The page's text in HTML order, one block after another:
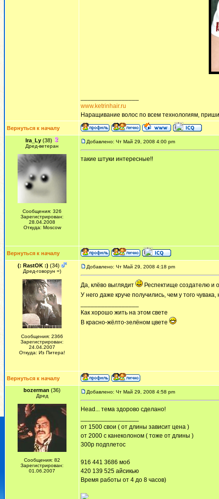
www.ketrinhair.ru
Наращивание волос по всем технологиям,
Вернуться к началу
Ira_Ly(38)
Дред-ветеран
Сообщения: 326
Зарегистрирован:
28.04.2008
Откуда: Moscow
Добавлено: Чт Май 29, 2008 4:00 pm
такие штуки интересные!!
Вернуться к началу
(: RastOK :) (34)
Дред-говорун =)
Сообщения: 2366
Зарегистрирован:
24.04.2007
Откуда: Из Питера!
Добавлено: Чт Май 29, 2008 4:18 pm
Да, клёво выглядит
Респектище создателю и
У него даже круче получились, чем у того
Как хорошо жить на этом свете
В красно-жёлто-зелёном цвете
Вернуться к началу
bozerman (36)
Дред
Сообщения: 82
Зарегистрирован:
01.06.2007
Добавлено: Чт Май 29, 2008 4:58 pm
Head... тема здорово сделано!
от 1500 свои ( от длины зависит цена )
от 2000 с канеколоном ( тоже от длины )
300р подплетос
916 441 3686 моб
420 139 525 айсикью
Время работы от 4 до 8 часов)